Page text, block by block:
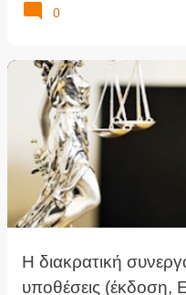
0
Η διακρατική
υποθέσεις (έκδοση,